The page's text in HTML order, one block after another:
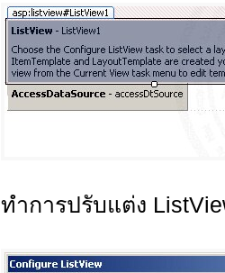
ทำการปรับแต่ง